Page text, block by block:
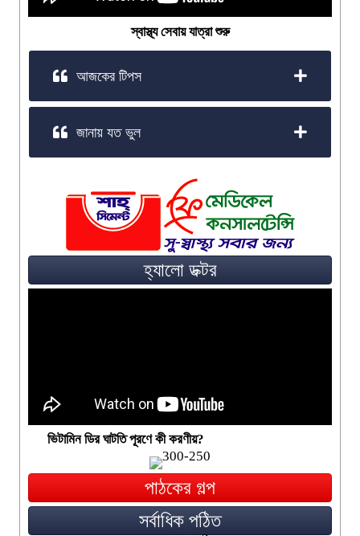
স্বাস্থ্য সেবায় যাত্রা শুরু
আজকের টিপস
জানায় যত ভুল
হ্যালো ডক্টর
ভিটামিন ডির ঘাটতি পূরণে কী করণীয়?
পাঠকের গল্প
সর্বাধিক পঠিত